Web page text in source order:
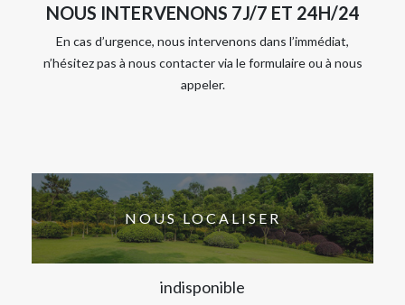
NOUS INTERVENONS 7J/7 ET 24H/24
En cas d’urgence, nous intervenons dans l’immédiat,
n’hésitez pas à nous contacter via le formulaire ou à nous
appeler.
NOUS LOCALISER
indisponible